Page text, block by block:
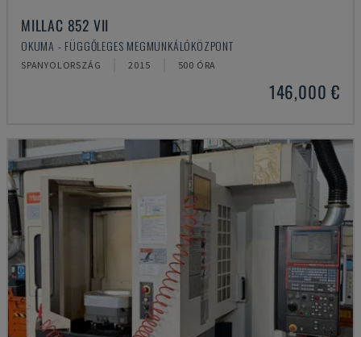
MILLAC 852 VII
OKUMA - FÜGGŐLEGES MEGMUNKÁLÓKÖZPONT
SPANYOLORSZÁG 2015 500 ÓRA
146,000 €